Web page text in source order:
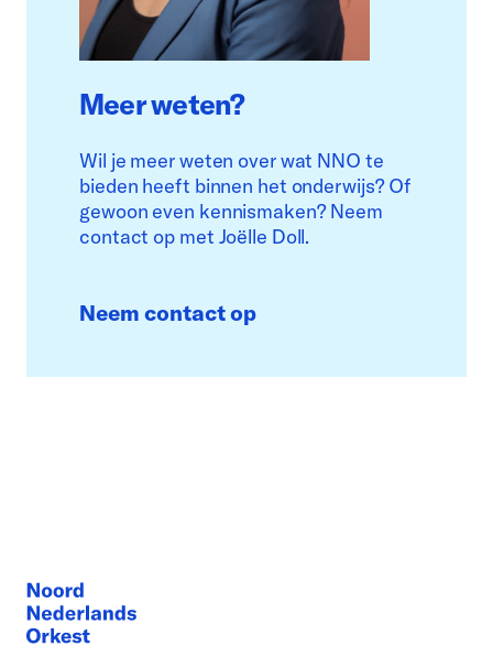
Meer weten?
Wil je meer weten over wat NNO te
bieden heeft binnen het onderwijs? Of
gewoon even kennismaken? Neem
contact op met Joëlle Doll.
Neem contact op